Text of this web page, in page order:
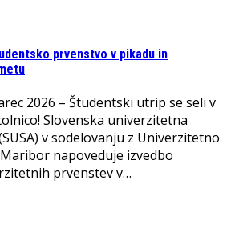
prvenstvo v pikadu in
2026 – Študentski utrip se seli v
Slovenska univerzitetna
v sodelovanju z Univerzitetno
napoveduje izvedbo
prvenstev v…